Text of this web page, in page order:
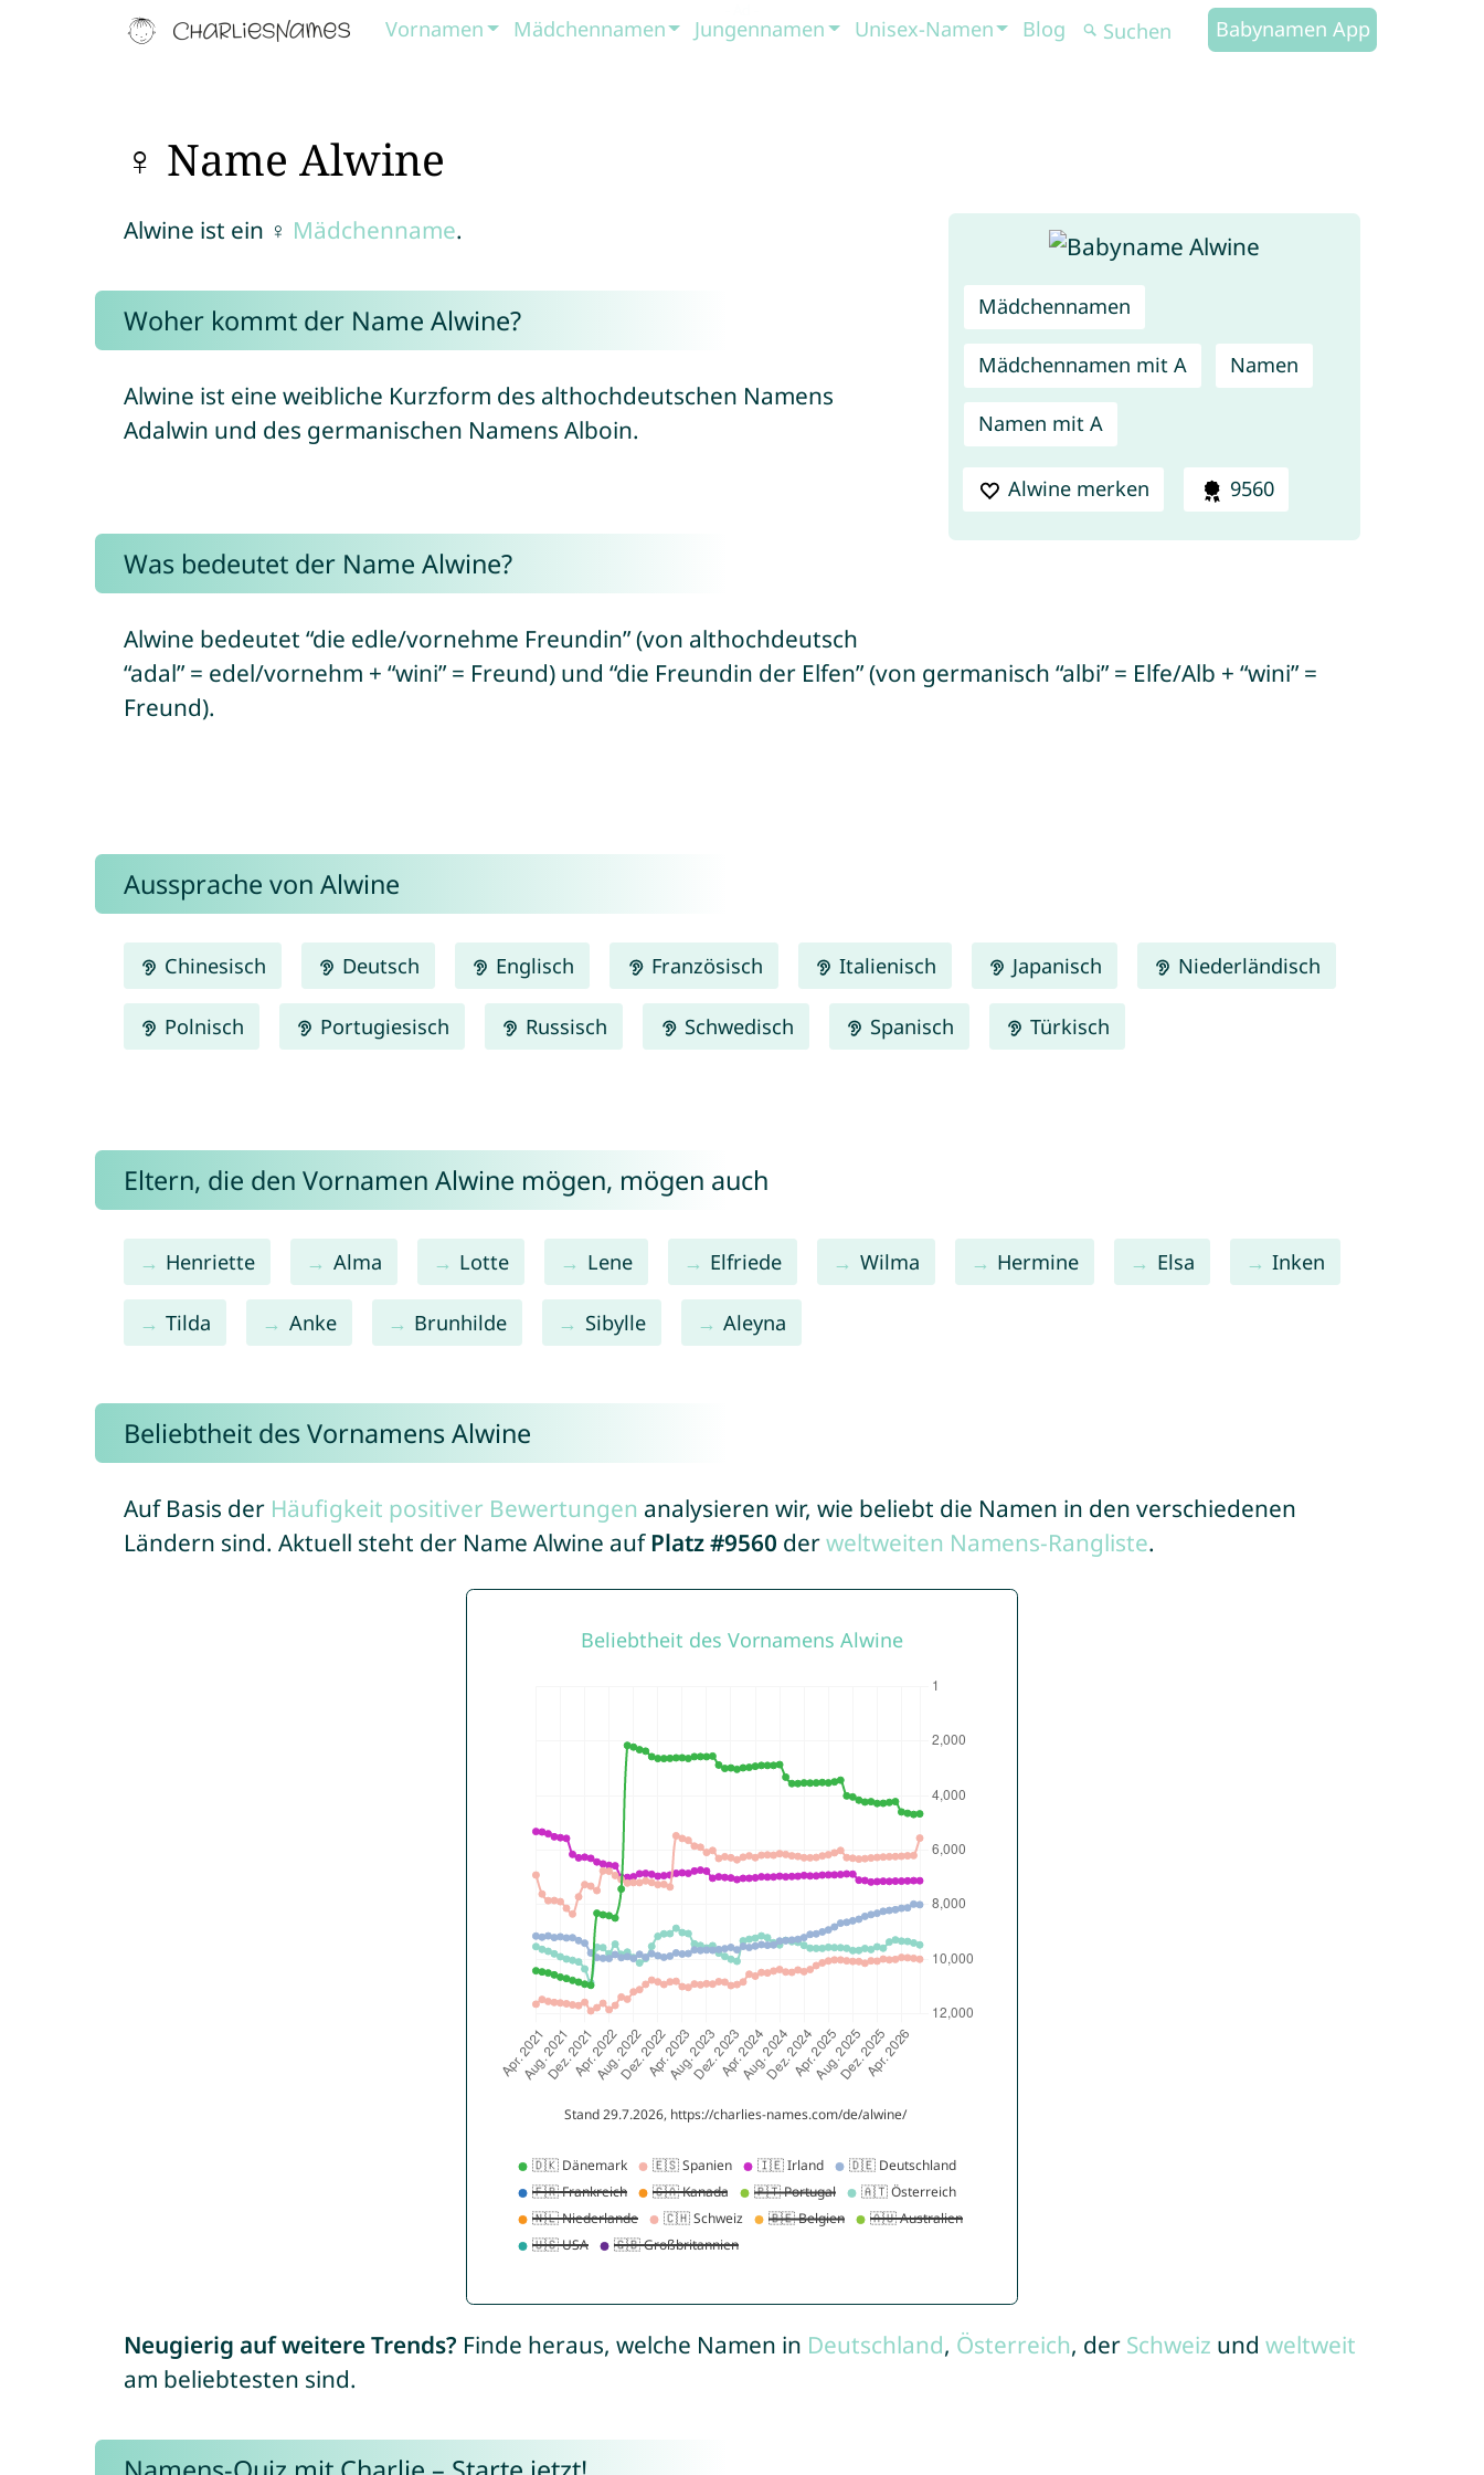
Vornamen Mädchennamen Jungennamen Unisex-Namen Blog Babynamen App
♀ Name Alwine
Mädchennamen
Mädchennamen mit A Namen
Namen mit A
Alwine merken 9560
Alwine ist ein ♀ Mädchenname.
Woher kommt der Name Alwine?
Alwine ist eine weibliche Kurzform des althochdeutschen Namens
Adalwin und des germanischen Namens Alboin.
Was bedeutet der Name Alwine?
Alwine bedeutet “die edle/vornehme Freundin” (von althochdeutsch
“adal” = edel/vornehm + “wini” = Freund) und “die Freundin der Elfen” (von germanisch “albi” = Elfe/Alb + “wini” =
Freund).
Aussprache von Alwine
Chinesisch Deutsch Englisch Französisch Italienisch Japanisch Niederländisch
Polnisch Portugiesisch Russisch Schwedisch Spanisch Türkisch
Eltern, die den Vornamen Alwine mögen, mögen auch
Henriette Alma Lotte Lene Elfriede Wilma Hermine Elsa Inken
Tilda Anke Brunhilde Sibylle Aleyna
Beliebtheit des Vornamens Alwine
Auf Basis der Häufigkeit positiver Bewertungen analysieren wir, wie beliebt die Namen in den verschiedenen
Ländern sind. Aktuell steht der Name Alwine auf Platz #9560 derweltweiten Namens-Rangliste.
Neugierig auf weitere Trends? Finde heraus, welche Namen in Deutschland, Österreich, der Schweiz und weltweit
am beliebtesten sind.